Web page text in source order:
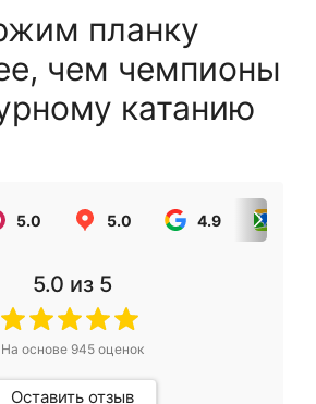
планку
чем чемпионы
катанию
5.0 5.0 4.9
5.0 из 5
На основе 945оценок
Оставить отзыв